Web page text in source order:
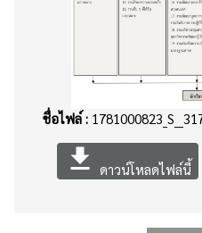
ชื่อไฟล์ :
file_download ดาวน์โหลดไฟล์นี้